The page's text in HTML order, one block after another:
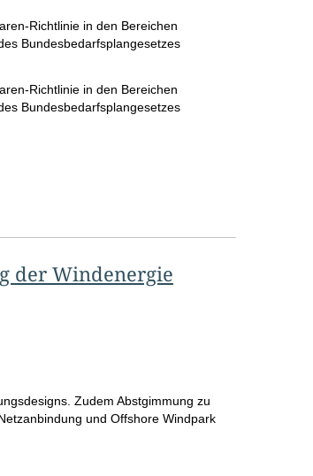
Richtlinie in den Bereichen
Bundesbedarfsplangesetzes
Richtlinie in den Bereichen
Bundesbedarfsplangesetzes
der Windenergie
Zudem Abstgimmung zu
und Offshore Windpark